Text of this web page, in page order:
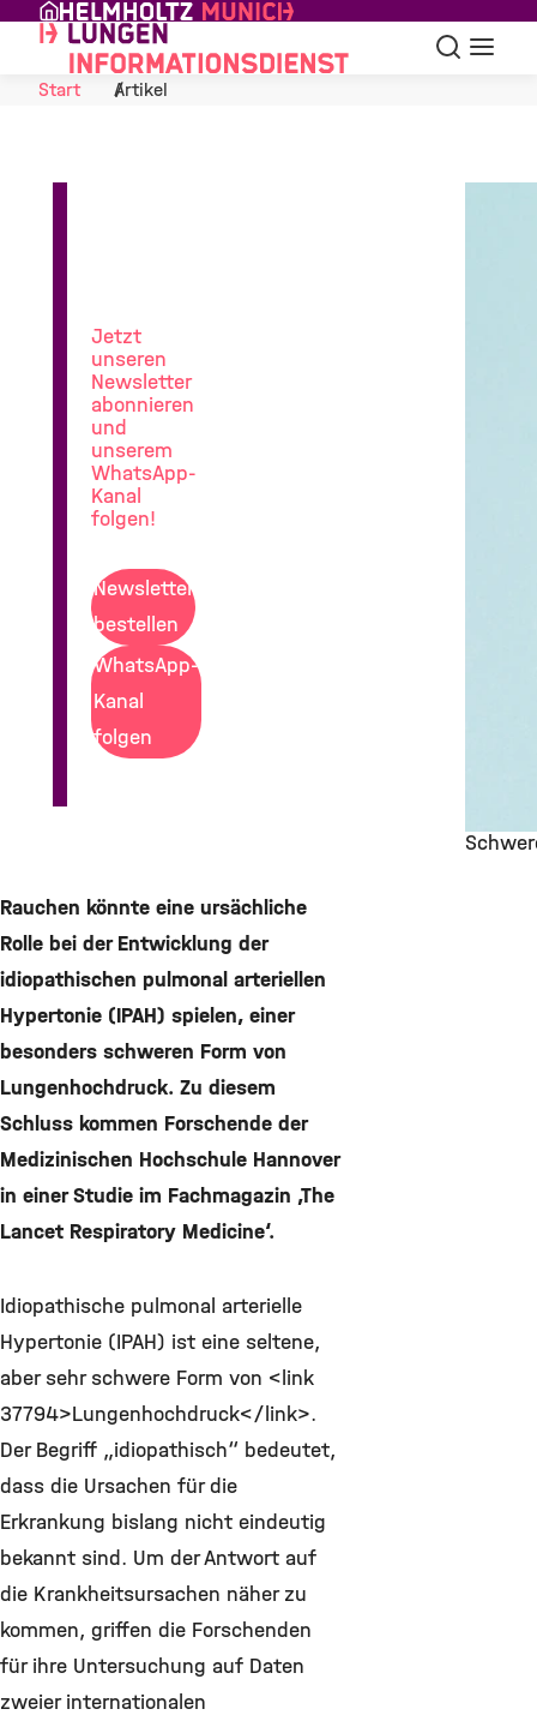
Skip to Content
Suche
Start
Artikel
Rauchen könnte eine ursächliche
Rolle bei der Entwicklung der
idiopathischen pulmonal arteriellen
Hypertonie (IPAH) spielen, einer
besonders schweren Form von
Lungenhochdruck. Zu diesem
Schluss kommen Forschende der
Medizinischen Hochschule Hannover
in einer Studie im Fachmagazin ‚The
Lancet Respiratory Medicine‘.
Idiopathische pulmonal arterielle
Hypertonie (IPAH) ist eine seltene,
aber sehr schwere Form von <link
37794>Lungenhochdruck</link>.
Der Begriff „idiopathisch“ bedeutet,
dass die Ursachen für die
Erkrankung bislang nicht eindeutig
bekannt sind. Um der Antwort auf
die Krankheitsursachen näher zu
kommen, griffen die Forschenden
für ihre Untersuchung auf Daten
zweier internationalen
Jetzt
unseren
Newsletter
abonnieren
und
unserem
WhatsApp-
Kanal
folgen!
Newsletter
bestellen
WhatsApp-
Kanal
folgen